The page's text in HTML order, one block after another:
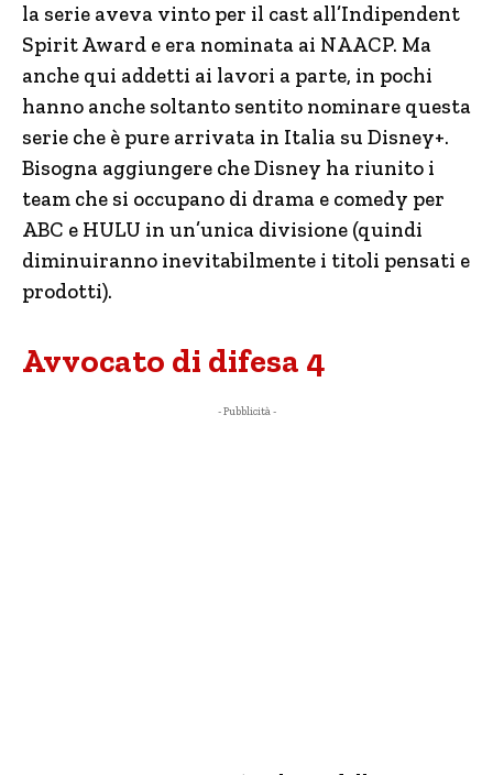
la serie aveva vinto per il cast all’Indipendent
Spirit Award e era nominata ai NAACP. Ma
anche qui addetti ai lavori a parte, in pochi
hanno anche soltanto sentito nominare questa
serie che è pure arrivata in Italia su Disney+.
Bisogna aggiungere che Disney ha riunito i
team che si occupano di drama e comedy per
ABC e HULU in un’unica divisione (quindi
diminuiranno inevitabilmente i titoli pensati e
prodotti).
Avvocato di difesa 4
- Pubblicità -